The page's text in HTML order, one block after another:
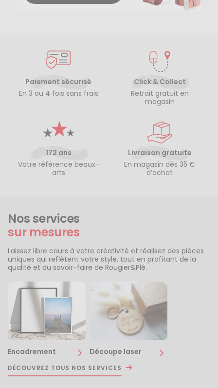
Paiement sécurisé
En 3 ou 4 fois sans frais
Click & Collect
Retrait gratuit en
magasin
172 ans
Votre référence beaux-
arts
Livraison gratuite
En magasin dès 35 €
d’achat
Nos services
sur mesures
Laissez libre cours à votre créativité et réalisez des pièces
uniques qui reflètent votre style, tout en profitant de la
qualité et du savoir-faire de Rougier&Plé.
Encadrement Découpe laser
DÉCOUVREZ TOUS NOS SERVICES